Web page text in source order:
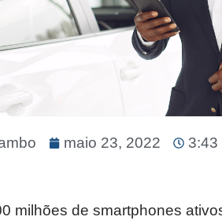
maio 23, 2022 3:43
milhões de smartphones